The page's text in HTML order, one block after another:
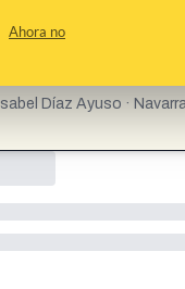
Ahora no
Díaz Ayuso ·